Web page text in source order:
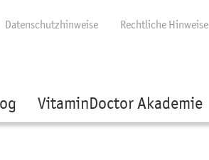
Datenschutzhinweise Rechtliche Hinweise
VitaminDoctor Akademie